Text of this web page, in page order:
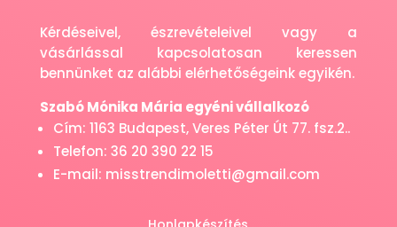
Kérdéseivel, észrevételeivel vagy a
vásárlással kapcsolatosan keressen
bennünket az alábbi elérhetőségeink egyikén.
Szabó Mónika Mária egyéni vállalkozó
Cím: 1163 Budapest, Veres Péter Út 77. fsz.2..
Telefon: 36 20 390 22 15
E-mail: misstrendimoletti@gmail.com